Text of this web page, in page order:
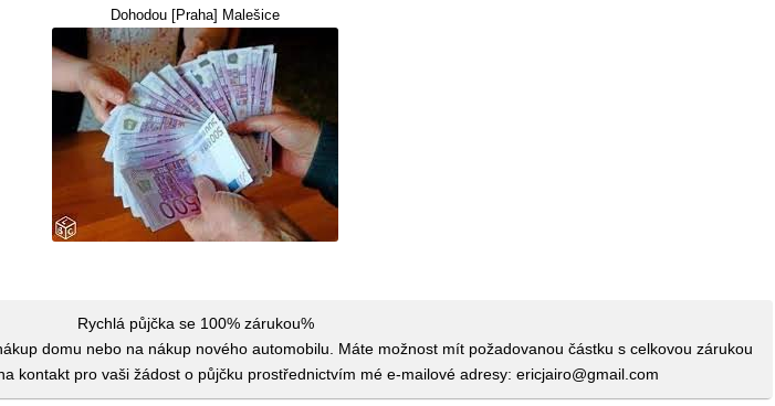
Dohodou [Praha] Malešice
Rychlá půjčka se 100% zárukou%
domu nebo na nákup nového automobilu. Máte možnost mít požadovanou částku s celkovou zárukou
kontakt pro vaši žádost o půjčku prostřednictvím mé e-mailové adresy: ericjairo@gmail.com